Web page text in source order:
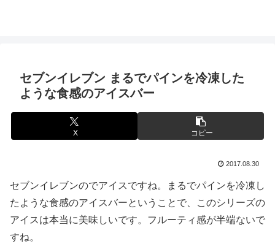
セブンイレブン まるでパインを冷凍した
ような食感のアイスバー
X コピー
2017.08.30
セブンイレブンのでアイスですね。まるでパインを冷凍し
たような食感のアイスバーということで、このシリーズの
アイスは本当に美味しいです。フルーティ感が半端ないで
すね。